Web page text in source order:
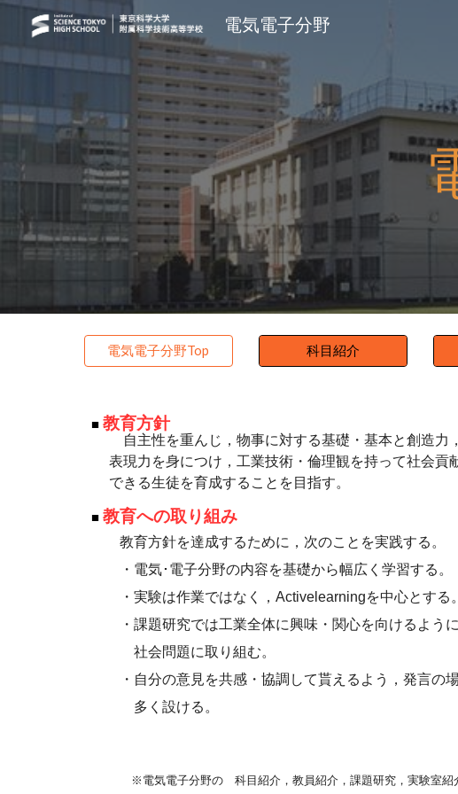
Skip to
電気電子分野
電気電子分野Top 科目紹介
■ 教育方針
自主性を重んじ，物事に対する基礎・基本と創造力，
表現力を身につけ，工業技術・倫理観を持って社会貢
できる生徒を育成することを目指す。
■ 教育への取り組み
教育方針を達成するために，次のことを実践する。
・電気･電子分野の内容を基礎から幅広く学習する。
・実験は作業ではなく，Activelearningを中心とする。
・課題研究では工業全体に興味・関心を向けるように
社会問題に取り組む。
・自分の意見を共感・協調して貰えるよう，発言の
多く設ける。
※電気電子分野の 科目紹介，教員紹介，課題研究，実験室紹